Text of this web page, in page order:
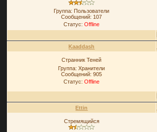
Группа: Пользователи
Сообщений: 107
Статус:Offline
Kaaddash
Странник Теней
Группа: Хранители
Сообщений:905
Статус:Offline
Ettin
Стремящийся